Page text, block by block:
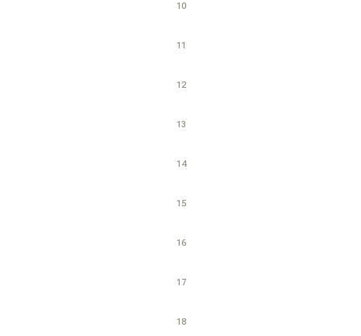
10
11
12
13
14
15
16
17
18